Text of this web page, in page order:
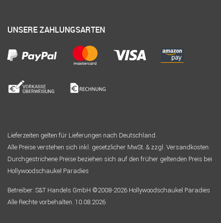
UNSERE ZAHLUNGSARTEN
Lieferzeiten gelten für Lieferungen nach Deutschland.
Alle Preise verstehen sich inkl. gesetzlicher MwSt. & zzgl. Versandkosten.
Durchgestrichene Preise beziehen sich auf den früher geltenden Preis bei
Hollywoodschaukel Paradies
Betreiber: S&T Handels GmbH ©2008-2026 Hollywoodschaukel Paradies
Alle Rechte vorbehalten. 10.08.2026